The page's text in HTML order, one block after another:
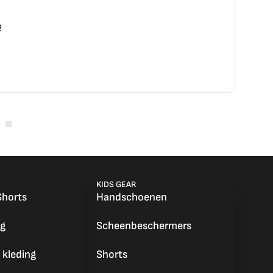
kleding
KIDS GEAR
Handschoenen
Scheenbeschermers
Shorts